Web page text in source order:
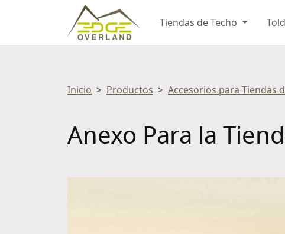
Tiendas de Techo
Inicio Productos Accesorios para Tiendas
Anexo Para la